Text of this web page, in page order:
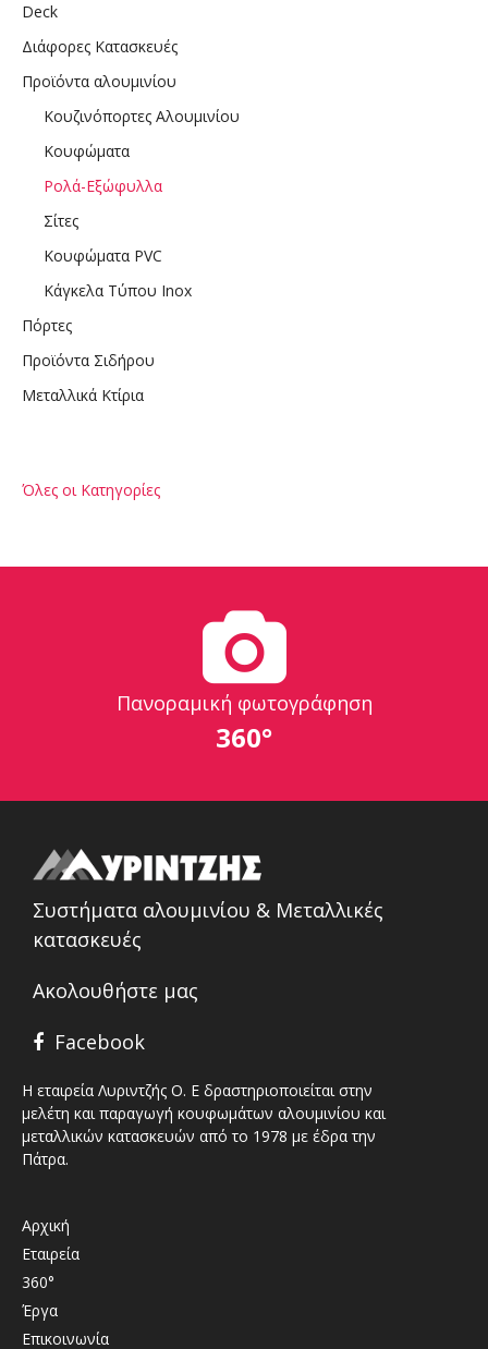
Deck
Διάφορες Κατασκευές
Προϊόντα αλουμινίου
Κουζινόπορτες Αλουμινίου
Κουφώματα
Ρολά-Εξώφυλλα
Σίτες
Κουφώματα PVC
Κάγκελα Τύπου Inox
Πόρτες
Προϊόντα Σιδήρου
Μεταλλικά Κτίρια
Όλες οι Κατηγορίες
Πανοραμική φωτογράφηση
360°
Συστήματα αλουμινίου & Μεταλλικές
κατασκευές
Ακολουθήστε μας
Facebook
Η εταιρεία Λυριντζής Ο. Ε δραστηριοποιείται στην
μελέτη και παραγωγή κουφωμάτων αλουμινίου και
μεταλλικών κατασκευών από το 1978 με έδρα την
Πάτρα.
Αρχική
Εταιρεία
360°
Έργα
Επικοινωνία